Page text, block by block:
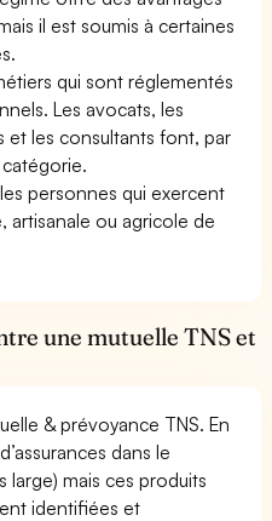
il est soumis à certaines
qui sont réglementés
Les avocats, les
et les consultants font, par
personnes qui exercent
artisanale ou agricole de
une mutuelle TNS et
& prévoyance TNS. En
dans le
large) mais ces produits
identifiées et